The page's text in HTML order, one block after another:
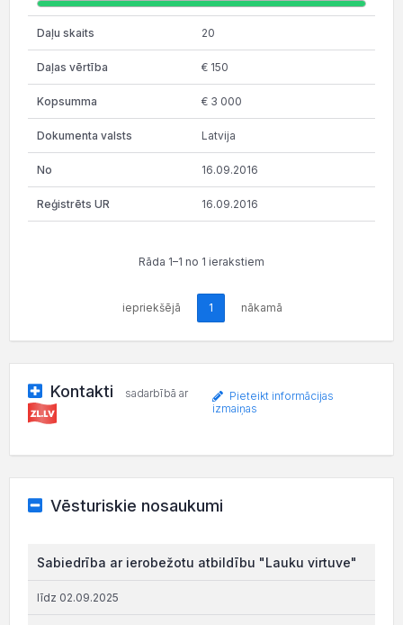
20
€ 150
€ 3 000
Latvija
16.09.2016
16.09.2016
Rāda 1–1 no 1 ierakstiem
iepriekšējā 1 nākamā
Kontakti sadarbībā ar
Pieteikt informācijas
izmaiņas
Vēsturiskie nosaukumi
Sabiedrība ar ierobežotu atbildību "Lauku virtuve"
līdz 02.09.2025